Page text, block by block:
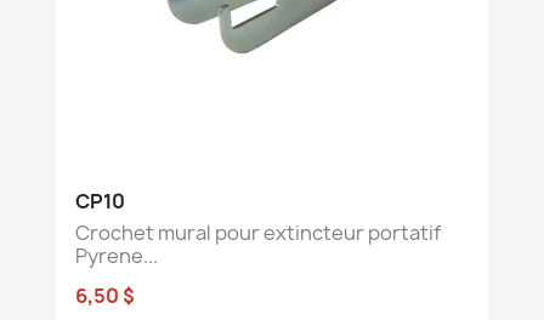
CP10
Crochet mural pour extincteur portatif
Pyrene...
6,50 $